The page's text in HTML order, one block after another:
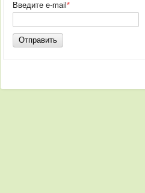
Введите e-mail *
Отправить